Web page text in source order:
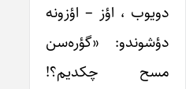
دویوب ، اؤز – اؤزونه
دؤشوندو: «گؤره‌سن
مسح چکدیم؟!